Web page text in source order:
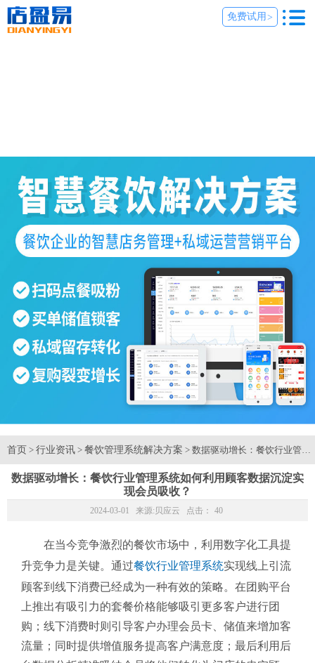
免费试用 >
首页 > 行业资讯 > 餐饮管理系统解决方案 > 数据驱动增长：餐饮行业管
数据驱动增长：餐饮行业管理系统如何利用顾客数据沉淀实
现会员吸收？
2024-03-01 来源: 贝应云 点击： 40
在当今竞争激烈的餐饮市场中，利用数字化工具提
升竞争力是关键。通过餐饮行业管理系统实现线上引流
顾客到线下消费已经成为一种有效的策略。在团购平台
上推出有吸引力的套餐价格能够吸引更多客户进行团
购；线下消费时则引导客户办理会员卡、储值来增加客
流量；同时提供增值服务提高客户满意度；最后利用后